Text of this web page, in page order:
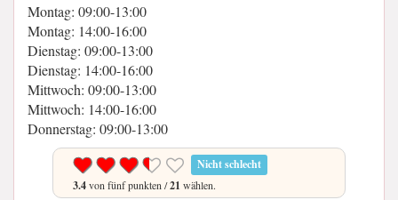
Montag: 09:00-13:00
Montag: 14:00-16:00
Dienstag: 09:00-13:00
Dienstag: 14:00-16:00
Mittwoch: 09:00-13:00
Mittwoch: 14:00-16:00
Donnerstag: 09:00-13:00
Nicht schlecht
3.4von fünf punkten /21 wählen.